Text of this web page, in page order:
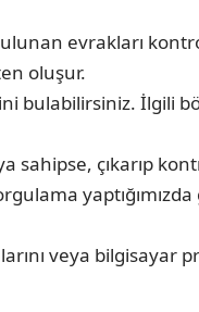
evrakları
oluşur.
bulabilirsiniz. İlgili
sahipse, çıkarıp
veya bilgisayar